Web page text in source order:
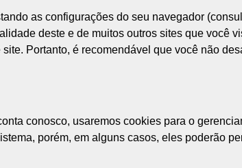
as configurações do seu navegador
deste e de muitos outros sites que você
Portanto, é recomendável que você não
conosco, usaremos cookies para o
porém, em alguns casos, eles poderão